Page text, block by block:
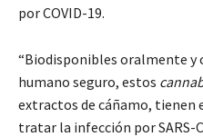
por COVID-19.
“Biodisponibles oralmente y
humano seguro, estos
extractos de cáñamo, tienen
tratar la infección por SARS-